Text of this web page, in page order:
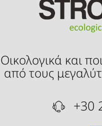
Οικολογικά και
από τους
+30